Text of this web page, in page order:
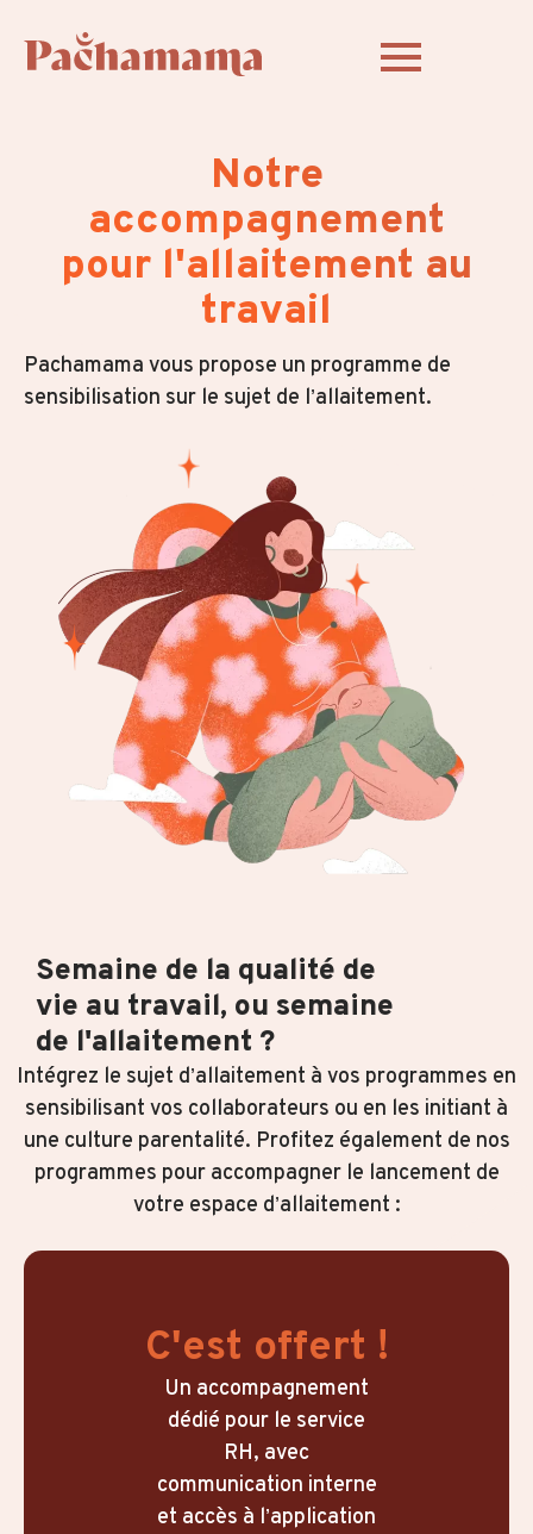
Notre
accompagnement
pour l'allaitement au
travail
Pachamama vous propose un programme de
sensibilisation sur le sujet de l’allaitement.
Semaine de la qualité de
vie au travail, ou semaine
de l'allaitement ?
Intégrez le sujet d’allaitement à vos programmes en
sensibilisant vos collaborateurs ou en les initiant à
une culture parentalité. Profitez également de nos
programmes pour accompagner le lancement de
votre espace d’allaitement :​
C'est offert !
Un accompagnement
dédié pour le service
RH, avec
communication interne
et accès à l’application